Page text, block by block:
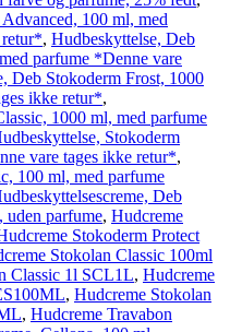
100 ml, med
, Hudbeskyttelse, Deb
parfume *Denne vare
Deb Stokoderm Frost, 1000
ikke retur*,
1000 ml, med parfume
Stokoderm
vare tages ikke retur*,
100 ml, med parfume
Deb
uden parfume, Hudcreme
Stokoderm Protect
Stokolan Classic 100ml
Classic 1l SCL1L, Hudcreme
, Hudcreme Stokolan
, Hudcreme Travabon